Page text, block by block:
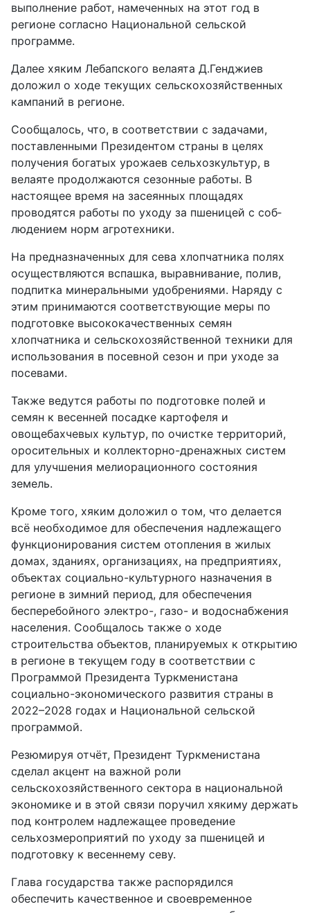
выполнение работ, намеченных на этот год в
регионе согласно Национальной сельской
программе.
Далее хяким Лебапского велаята Д.Генджиев
доложил о ходе текущих сельскохозяйственных
кампаний в регионе.
Сообщалось, что, в соответствии с задачами,
поставленными Президентом страны в целях
получения богатых урожаев сельхозкультур, в
велаяте продолжаются сезонные работы. В
настоящее время на засеянных площадях
проводятся работы по уходу за пшеницей с соб­
людением норм агротехники.
На предназначенных для сева хлопчатника полях
осуществляются вспашка, выравнивание, полив,
подпитка минеральными удобрениями. Наряду с
этим принимаются соответствующие меры по
подготовке высококачественных семян
хлопчатника и сельскохозяйственной техники для
использования в посевной сезон и при уходе за
посевами.
Также ведутся работы по подготовке полей и
семян к весенней посадке картофеля и
овощебахчевых культур, по очистке территорий,
оросительных и коллекторно-дренажных систем
для улучшения мелиорационного состояния
земель.
Кроме того, хяким доложил о том, что делается
всё необходимое для обеспечения надлежащего
функционирования систем отопления в жилых
домах, зданиях, организациях, на предприятиях,
объектах социально-культурного назначения в
регионе в зимний период, для обес­печения
бесперебойного электро-, газо- и водоснабжения
населения. Сообщалось также о ходе
строительства объектов, планируемых к открытию
в регионе в текущем году в соответствии с
Программой Президента Туркменистана
социально-экономического развития страны в
2022–2028 годах и Национальной сельской
программой.
Резюмируя отчёт, Президент Туркменистана
сделал акцент на важной роли
сельскохозяйственного сектора в национальной
экономике и в этой связи поручил хякиму держать
под контролем надлежащее проведение
сельхозмероприятий по уходу за пшеницей и
подготовку к весеннему севу.
Глава государства также распорядился
обеспечить качественное и свое­временное